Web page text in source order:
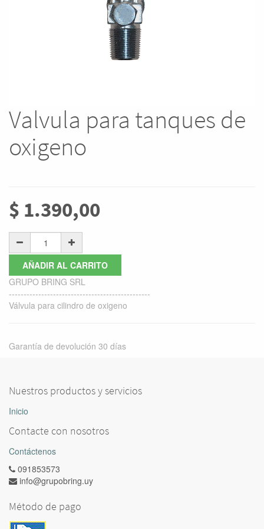
Valvula para tanques de
oxigeno
$ 1.390,00
AÑADIR AL CARRITO
GRUPO BRING SRL
------------------------------------------------
Válvula para cilindro de oxigeno
Garantía de devolución 30 días
Nuestros productos y servicios
Inicio
Contacte con nosotros
Contáctenos
091853573
info@grupobring.uy
Método de pago